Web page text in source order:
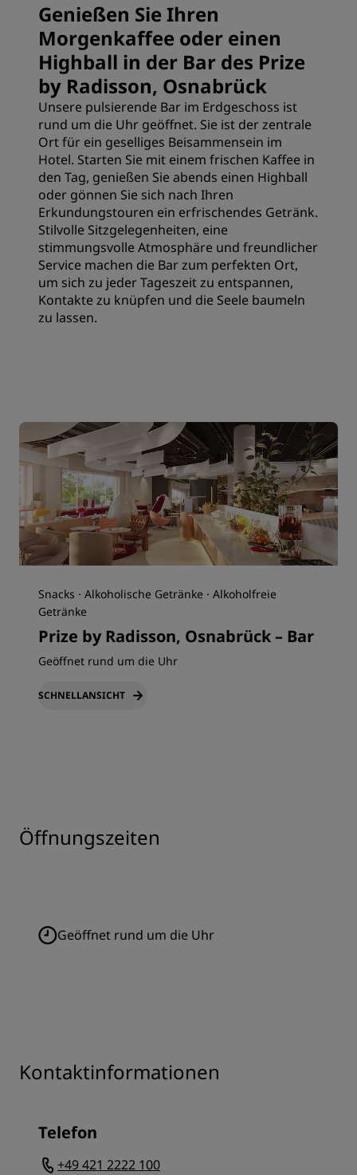
Genießen Sie Ihren
Morgenkaffee oder einen
Highball in der Bar des Prize
by Radisson, Osnabrück
Unsere pulsierende Bar im Erdgeschoss ist
rund um die Uhr geöffnet. Sie ist der zentrale
Ort für ein geselliges Beisammensein im
Hotel. Starten Sie mit einem frischen Kaffee in
den Tag, genießen Sie abends einen Highball
oder gönnen Sie sich nach Ihren
Erkundungstouren ein erfrischendes Getränk.
Stilvolle Sitzgelegenheiten, eine
stimmungsvolle Atmosphäre und freundlicher
Service machen die Bar zum perfekten Ort,
um sich zu jeder Tageszeit zu entspannen,
Kontakte zu knüpfen und die Seele baumeln
zu lassen.
Snacks · Alkoholische Getränke · Alkoholfreie
Getränke
Prize by Radisson, Osnabrück – Bar
Geöffnet rund um die Uhr
SCHNELLANSICHT
Öffnungszeiten
Geöffnet rund um die Uhr
Kontaktinformationen
Telefon
+49 421 2222 100